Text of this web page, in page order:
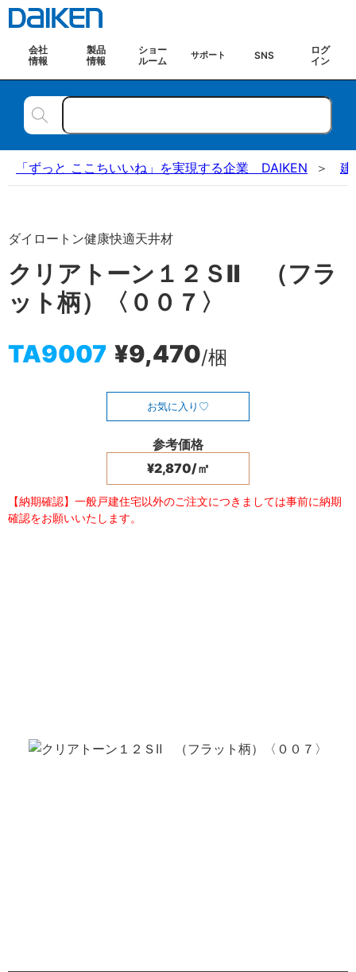
会社
情報
製品
情報
ショー
ルーム
サポート SNS
ログ
イン
「ずっと ここちいいね」を実現する企業 DAIKEN 建
ダイロートン健康快適天井材
クリアトーン１２ＳⅡ （フラ
ット柄）〈００７〉
TA9007 ¥9,470/梱
お気に入り
参考価格
¥2,870/㎡
【納期確認】一般戸建住宅以外のご注文につきましては事前に納期
確認をお願いいたします。